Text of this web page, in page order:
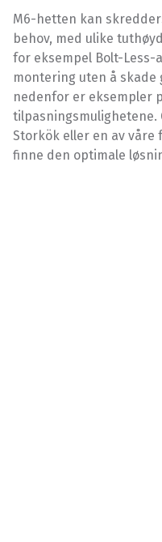
M6-hetten kan
behov, med ulike
for eksempel Bolt-
montering uten å skade
nedenfor er eksempler
tilpasningsmulighetene.
Storkök eller en av våre
finne den optimale